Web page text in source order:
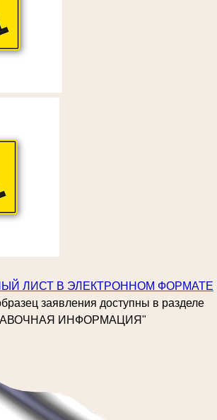
ЛИСТ В ЭЛЕКТРОННОМ ФОРМАТЕ
заявления доступны в разделе
ИНФОРМАЦИЯ"